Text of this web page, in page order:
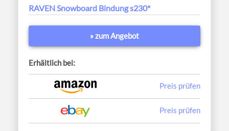
RAVEN Snowboard Bindung s230*
» zum Angebot
Erhältlich bei:
Preis prüfen
Preis prüfen